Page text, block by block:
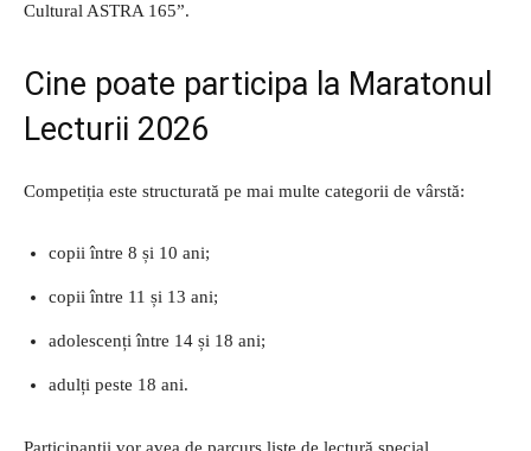
Cultural ASTRA 165”.
Cine poate participa la Maratonul
Lecturii 2026
Competiția este structurată pe mai multe categorii de vârstă:
copii între 8 și 10 ani;
copii între 11 și 13 ani;
adolescenți între 14 și 18 ani;
adulți peste 18 ani.